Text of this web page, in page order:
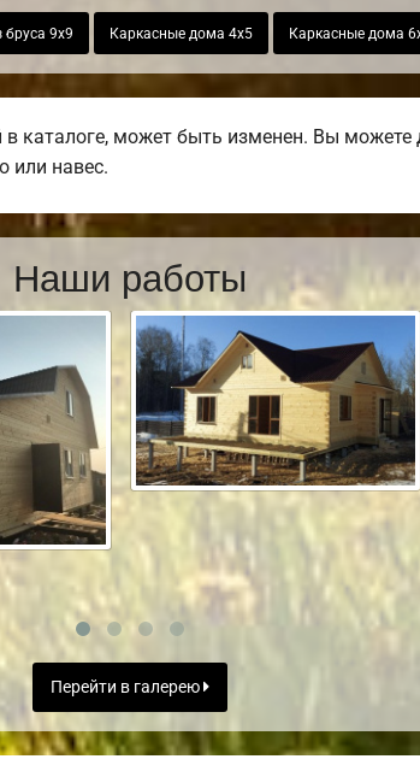
9х9 Каркасные дома 4х5 Каркасные дома
каталоге, может быть изменен. Вы можете
или навес.
Наши работы
Перейти в галерею